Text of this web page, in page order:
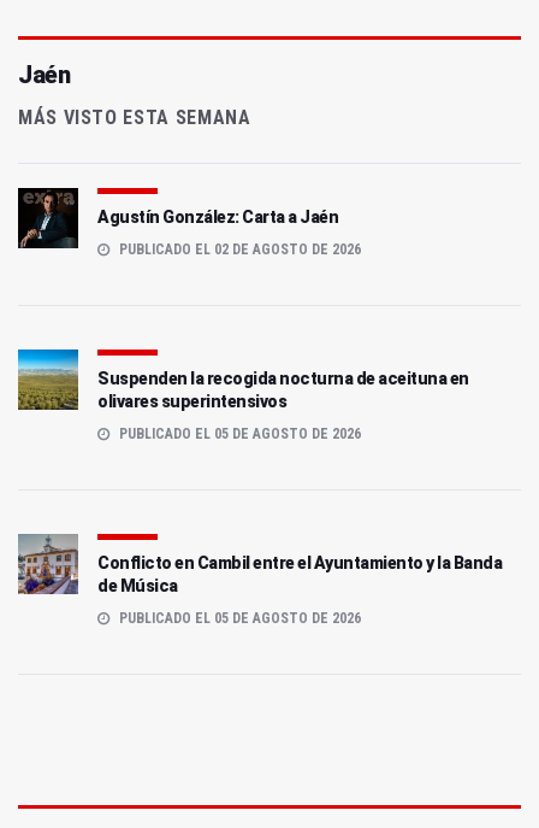
Jaén
MÁS VISTO ESTA SEMANA
Agustín González: Carta a Jaén
PUBLICADO EL 02 DE AGOSTO DE 2026
Suspenden la recogida nocturna de aceituna en
olivares superintensivos
PUBLICADO EL 05 DE AGOSTO DE 2026
Conflicto en Cambil entre el Ayuntamiento y la Banda
de Música
PUBLICADO EL 05 DE AGOSTO DE 2026